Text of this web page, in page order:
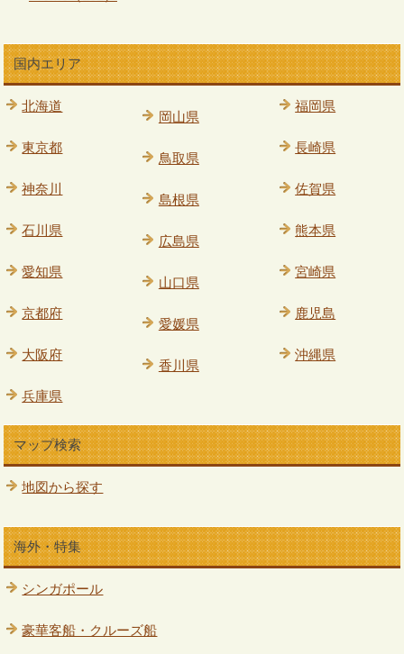
国内エリア
北海道
東京都
神奈川
石川県
愛知県
京都府
大阪府
兵庫県
岡山県
鳥取県
島根県
広島県
山口県
愛媛県
香川県
福岡県
長崎県
佐賀県
熊本県
宮崎県
鹿児島
沖縄県
マップ検索
地図から探す
海外・特集
シンガポール
豪華客船・クルーズ船